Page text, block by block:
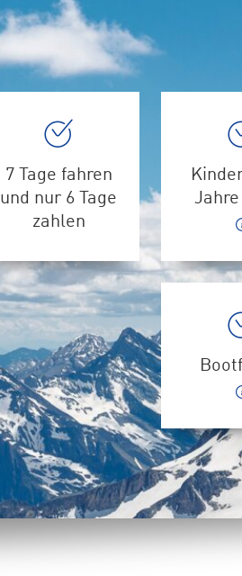
7 Tage fahren
und nur 6 Tage
zahlen